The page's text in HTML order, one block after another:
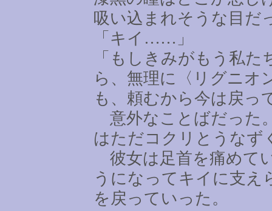
吸い込まれそうな目だ
「キイ …… 」
「もしきみがもう私
ら、無理に〈リグニオ
も、頼むから今は戻っ
意外なことばだった
はただコクリとうなず
彼女は足首を痛めて
うになってキイに支え
を戻っていった。